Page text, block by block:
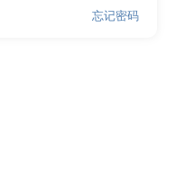
忘记密码